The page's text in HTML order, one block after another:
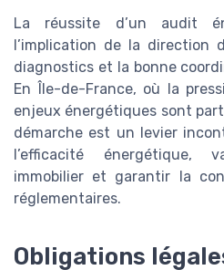
La réussite d’un audit
l’implication de la direction
diagnostics et la bonne
En Île-de-France, où la
enjeux énergétiques sont
démarche est un levier
l’efficacité énergétique,
immobilier et garantir la
réglementaires.
Obligations